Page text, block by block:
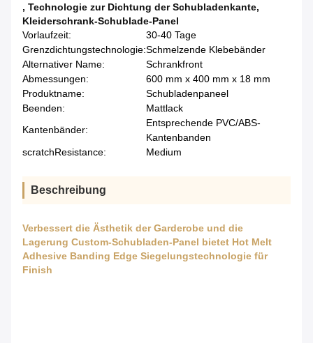
, Technologie zur Dichtung der Schubladenkante,
Kleiderschrank-Schublade-Panel
Vorlaufzeit:
30-40 Tage
Grenzdichtungstechnologie:Schmelzende Klebebänder
Alternativer Name:
Schrankfront
Abmessungen:
600 mm x 400 mm x 18 mm
Produktname:
Schubladenpaneel
Beenden:
Mattlack
Kantenbänder:
Entsprechende PVC/ABS-
Kantenbanden
scratchResistance:
Medium
Beschreibung
Verbessert die Ästhetik der Garderobe und die
Lagerung Custom-Schubladen-Panel bietet Hot Melt
Adhesive Banding Edge Siegelungstechnologie für
Finish